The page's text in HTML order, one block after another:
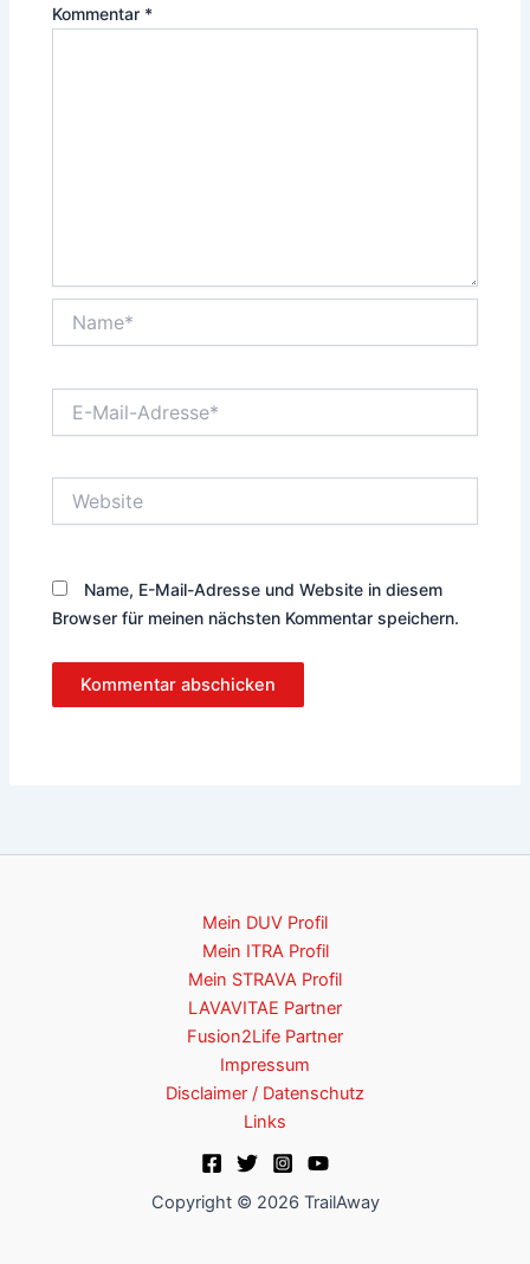
Kommentar *
Mail-
Name, E-Mail-Adresse und Website in diesem
Browser für meinen nächsten Kommentar speichern.
Mein DUV Profil
Mein ITRA Profil
Mein STRAVA Profil
LAVAVITAE Partner
Fusion2Life Partner
Impressum
Disclaimer / Datenschutz
Links
Copyright © 2026 TrailAway